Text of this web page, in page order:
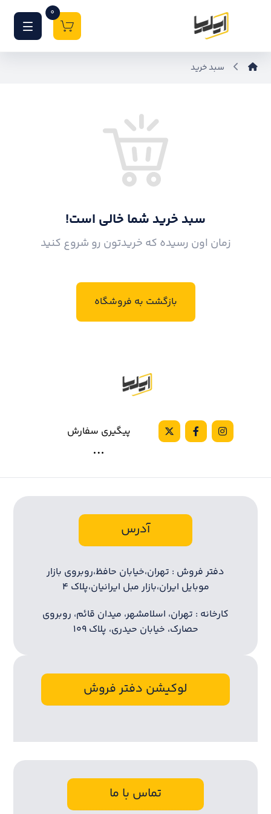
0
سبد خرید
سبد خرید شما خالی است!
زمان اون رسیده که خریدتون رو شروع کنید
بازگشت به فروشگاه
پیگیری سفارش
آدرس
دفتر فروش : تهران،خیابان حافظ،روبروی بازار
موبایل ایران،بازار مبل ایرانیان،پلاک ۴
کارخانه : تهران، اسلامشهر، میدان قائم، روبروی
حصارک، خیابان حیدری، پلاک ۱۰۹
لوکیشن دفتر فروش
تماس با ما